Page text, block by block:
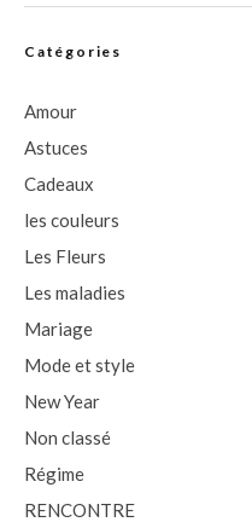
Catégories
Amour
Astuces
Cadeaux
les couleurs
Les Fleurs
Les maladies
Mariage
Mode et style
New Year
Non classé
Régime
RENCONTRE